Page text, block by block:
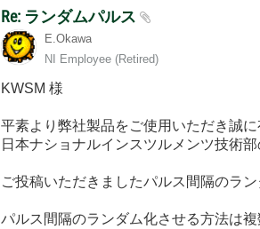
Re: ランダムパルス
E.Okawa
NI Employee (retired)
KWSM 様
平素より弊社製品をご使用いただき誠に
日本ナショナルインスツルメンツ技術部
ご投稿いただきましたパルス間隔のラ
パルス間隔のランダム化させる方法は